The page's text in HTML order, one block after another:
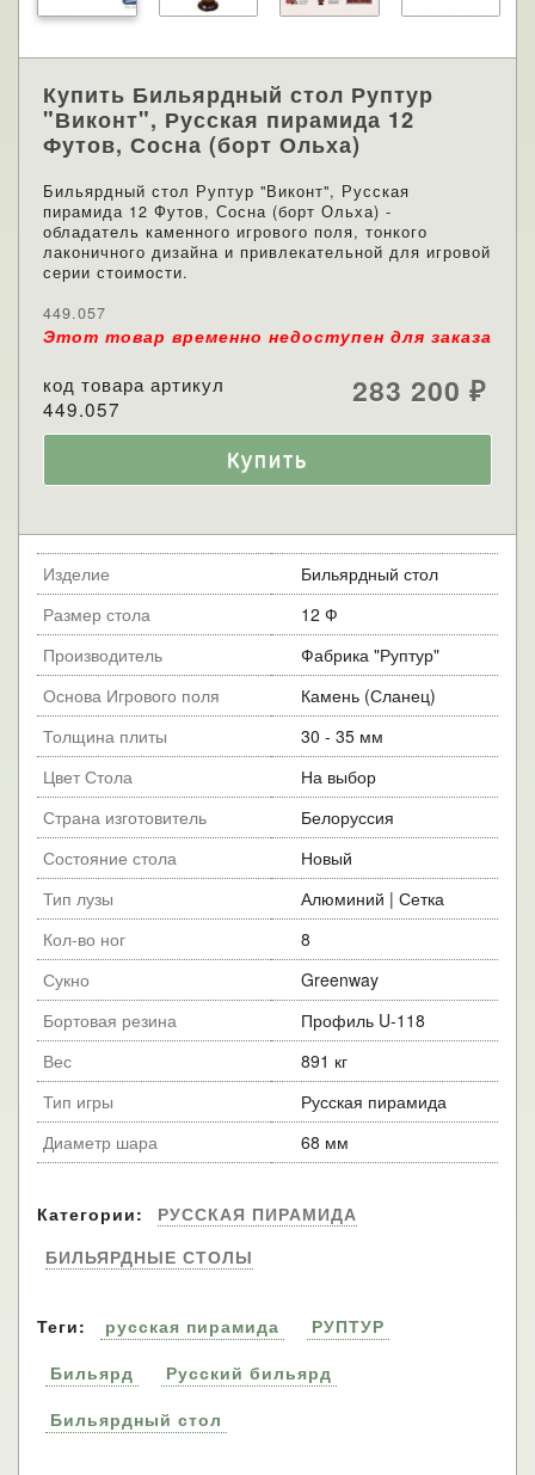
Купить Бильярдный стол Руптур
"Виконт", Русская пирамида 12
Футов, Сосна (борт Ольха)
Бильярдный стол Руптур "Виконт", Русская
пирамида 12 Футов, Сосна (борт Ольха) -
обладатель каменного игрового поля, тонкого
лаконичного дизайна и привлекательной для игровой
серии стоимости.
449.057
Этот товар временно недоступен для заказа
код товара артикул
449.057
283 200 ₽
Изделие
Бильярдный стол
Размер стола
12 Ф
Производитель
Фабрика "Руптур"
Основа Игрового поля
Камень (Сланец)
Толщина плиты
30 - 35 мм
Цвет Стола
На выбор
Страна изготовитель
Белоруссия
Состояние стола
Новый
Тип лузы
Алюминий | Сетка
Кол-во ног
8
Сукно
Greenway
Бортовая резина
Профиль U-118
Вес
891 кг
Тип игры
Русская пирамида
Диаметр шара
68 мм
Категории:
РУССКАЯ ПИРАМИДА
БИЛЬЯРДНЫЕ СТОЛЫ
Теги: русская пирамида
РУПТУР
Бильярд
Русский бильярд
Бильярдный стол